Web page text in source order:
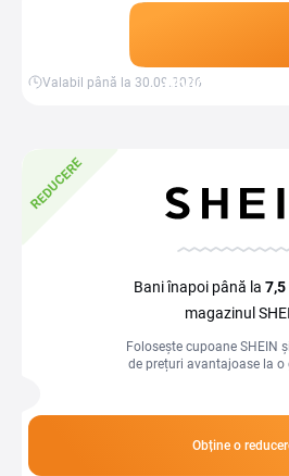
Obține un cupon
Valabil până la 30.09.2026
REDUCERE
Bani înapoi până la 7,5
magazinul
Folosește cupoane SHEIN
de prețuri avantajoase la
Obține o